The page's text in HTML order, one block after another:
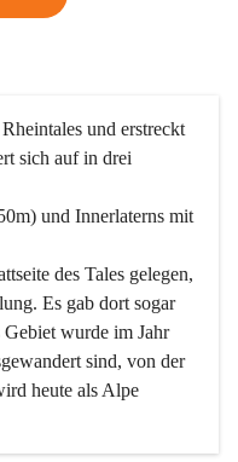
und erstreckt
sich auf in drei
und Innerlaterns mit
des Tales gelegen,
Es gab dort sogar
Gebiet wurde im Jahr
sind, von der
heute als Alpe